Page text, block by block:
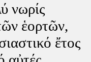
νωρίς
ἑορτῶν,
ἔτος